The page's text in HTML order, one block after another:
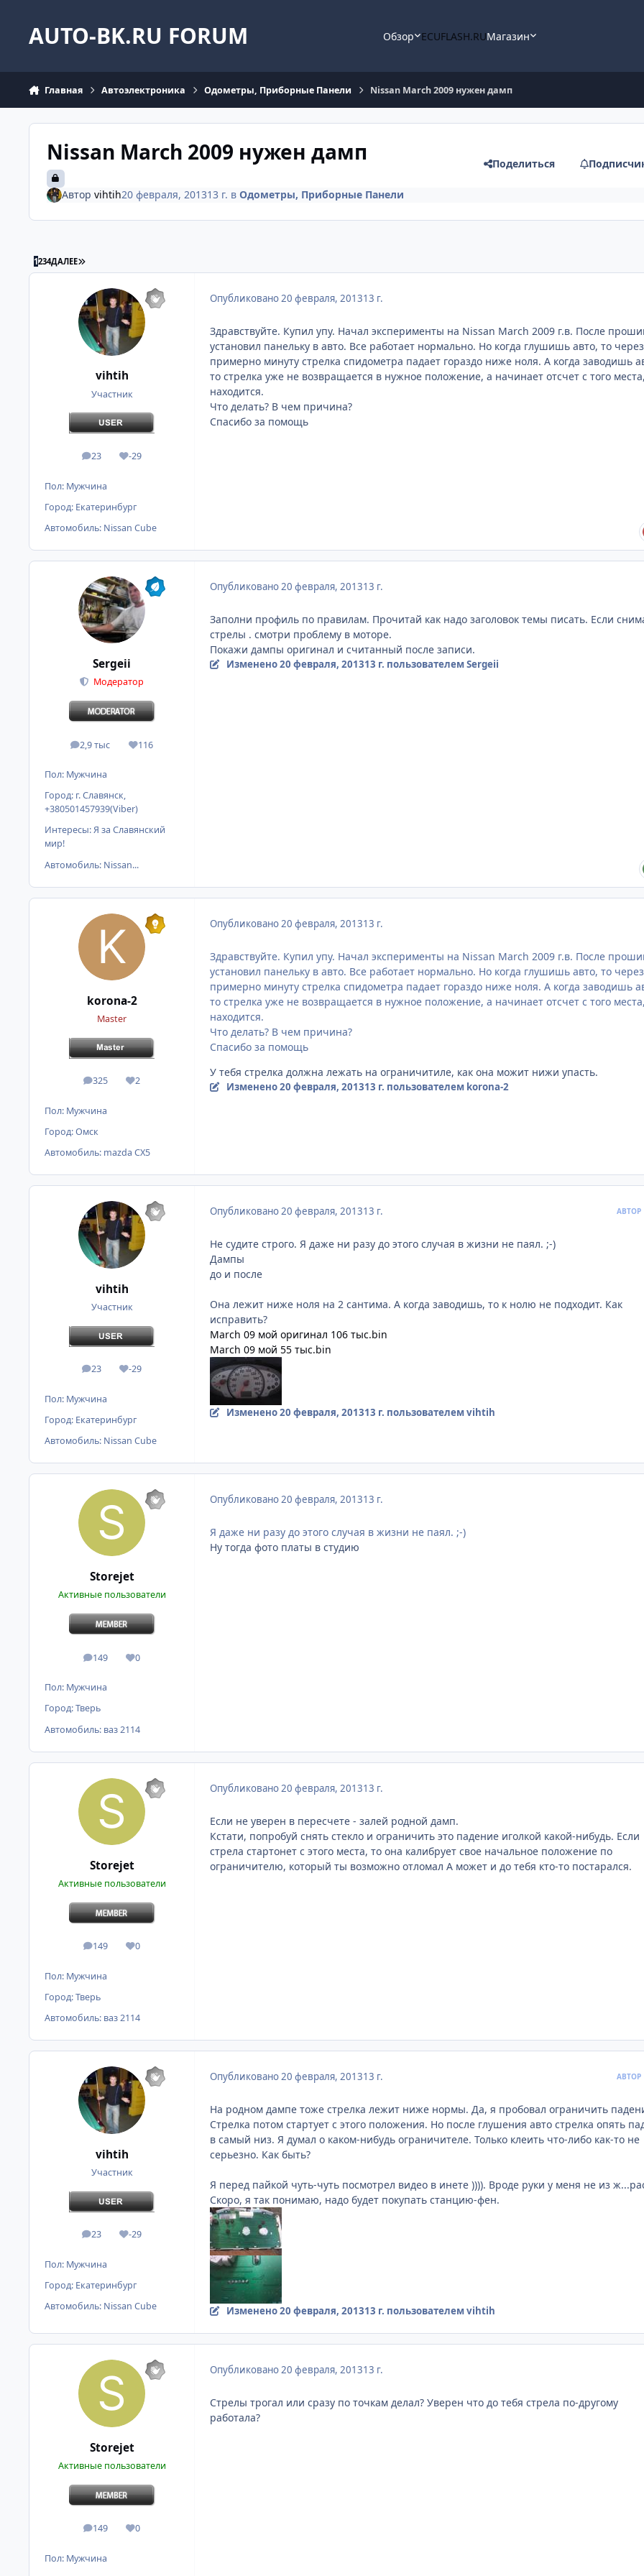
AUTO-BK.RU FORUM Обзор ECUFLASH.RUМагазин
Главная Автоэлектроника Одометры, Приборные Панели Nissan March 2009 нужен дамп
Nissan March 2009 нужен дамп Поделиться
Автор vihtih20 февраля, 201313 г. в Одометры, Приборные Панели
1234ДАЛЕЕ ПОСЛЕДНЯЯ СТРАНИЦА
vihtih
Участник
23
сообщения
-29
Репутация
Пол: Мужчина
Город: Екатеринбург
Автомобиль: Nissan Cube
Опубликовано20 февраля, 201313 г.
Здравствуйте. Купил упу. Начал эксперименты на Nissan March 2009 г.в. После
установил панельку в авто. Все работает нормально. Но когда глушишь авто, то через
примерно минуту стрелка спидометра падает гораздо ниже ноля. А когда заводишь
то стрелка уже не возвращается в нужное положение, а начинает отсчет с того
находится.
Что делать? В чем причина?
Спасибо за помощь
Sergeii
Модератор
2,9 тыс
сообщения116
Репутация
Пол: Мужчина
Город: г. Славянск,
+380501457939(Viber)
Интересы:Я за Славянский
мир!
Автомобиль: Nissan...
Опубликовано20 февраля, 201313 г.
Заполни профиль по правилам. Прочитай как надо заголовок темы писать. Если
стрелы . смотри проблему в моторе.
Покажи дампы оригинал и считанный после записи.
Изменено20 февраля, 201313 г. пользователем Sergeii
korona-2
Master
325
сообщения
2
Репутация
Пол: Мужчина
Город:Омск
Автомобиль: mazda CX5
Опубликовано 20 февраля, 201313 г.
Здравствуйте. Купил упу. Начал эксперименты на Nissan March 2009 г.в. После
установил панельку в авто. Все работает нормально. Но когда глушишь авто, то через
примерно минуту стрелка спидометра падает гораздо ниже ноля. А когда заводишь
то стрелка уже не возвращается в нужное положение, а начинает отсчет с того
находится.
Что делать? В чем причина?
Спасибо за помощь
У тебя стрелка должна лежать на ограничитиле, как она можит нижи упасть.
Изменено20 февраля, 201313 г. пользователем korona-2
vihtih
Участник
23
сообщения
-29
Репутация
Пол: Мужчина
Город: Екатеринбург
Автомобиль: Nissan Cube
Опубликовано20 февраля, 201313 г. АВТОР
Не судите строго. Я даже ни разу до этого случая в жизни не паял. ;-)
Дампы
до и после
Она лежит ниже ноля на 2 сантима. А когда заводишь, то к нолю не подходит. Как
исправить?
March 09 мой оригинал 106 тыс.bin
March 09 мой 55 тыс.bin
Изменено20 февраля, 201313 г. пользователем vihtih
Storejet
Активные пользователи
149
сообщения
0
Репутация
Пол: Мужчина
Город:Тверь
Автомобиль: ваз 2114
Опубликовано20 февраля, 201313 г.
Я даже ни разу до этого случая в жизни не паял. ;-)
Ну тогда фото платы в студию
Storejet
Активные пользователи
149
сообщения
0
Репутация
Пол: Мужчина
Город:Тверь
Автомобиль: ваз 2114
Опубликовано 20 февраля, 201313 г.
Если не уверен в пересчете - залей родной дамп.
Кстати, попробуй снять стекло и ограничить это падение иголкой какой-нибудь. Если
стрела стартонет с этого места, то она калибрует свое начальное положение по
ограничителю, который ты возможно отломал А может и до тебя кто-то постарался.
vihtih
Участник
23
сообщения
-29
Репутация
Пол: Мужчина
Город: Екатеринбург
Автомобиль: Nissan Cube
Опубликовано20 февраля, 201313 г. АВТОР
На родном дампе тоже стрелка лежит ниже нормы. Да, я пробовал ограничить
Стрелка потом стартует с этого положения. Но после глушения авто стрелка опять
в самый низ. Я думал о каком-нибудь ограничителе. Только клеить что-либо как-то не
серьезно. Как быть?
Я перед пайкой чуть-чуть посмотрел видео в инете )))). Вроде руки у меня не из
Скоро, я так понимаю, надо будет покупать станцию-фен.
Изменено20 февраля, 201313 г. пользователем vihtih
Storejet
Активные пользователи
149
сообщения
0
Репутация
Пол: Мужчина
Опубликовано20 февраля, 201313 г.
Стрелы трогал или сразу по точкам делал? Уверен что до тебя стрела по-другому
работала?